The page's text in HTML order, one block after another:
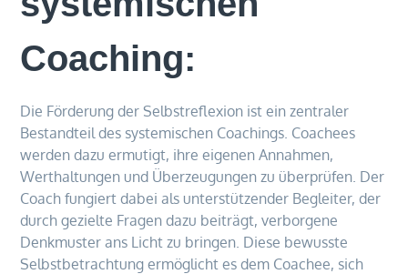
Coaching:
Die Förderung der Selbstreflexion ist ein zentraler
Bestandteil des systemischen Coachings. Coachees
werden dazu ermutigt, ihre eigenen Annahmen,
Werthaltungen und Überzeugungen zu überprüfen. Der
Coach fungiert dabei als unterstützender Begleiter, der
durch gezielte Fragen dazu beiträgt, verborgene
Denkmuster ans Licht zu bringen. Diese bewusste
Selbstbetrachtung ermöglicht es dem Coachee, sich